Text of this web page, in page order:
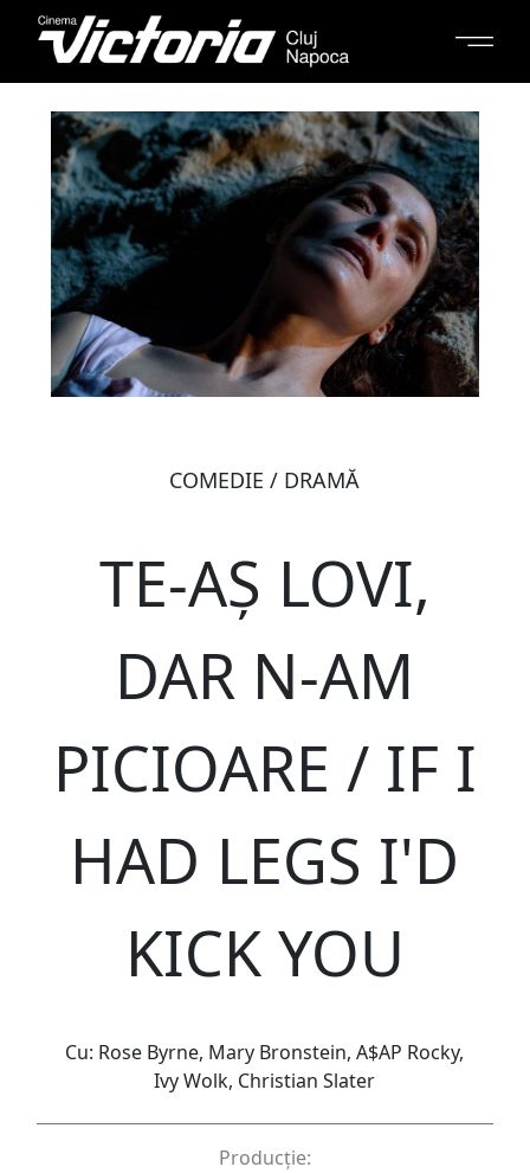
COMEDIE / DRAMĂ
TE-AȘ LOVI,
DAR N-AM
PICIOARE / IF I
HAD LEGS I'D
KICK YOU
Cu: Rose Byrne, Mary Bronstein, A$AP Rocky,
Ivy Wolk, Christian Slater
Producție: